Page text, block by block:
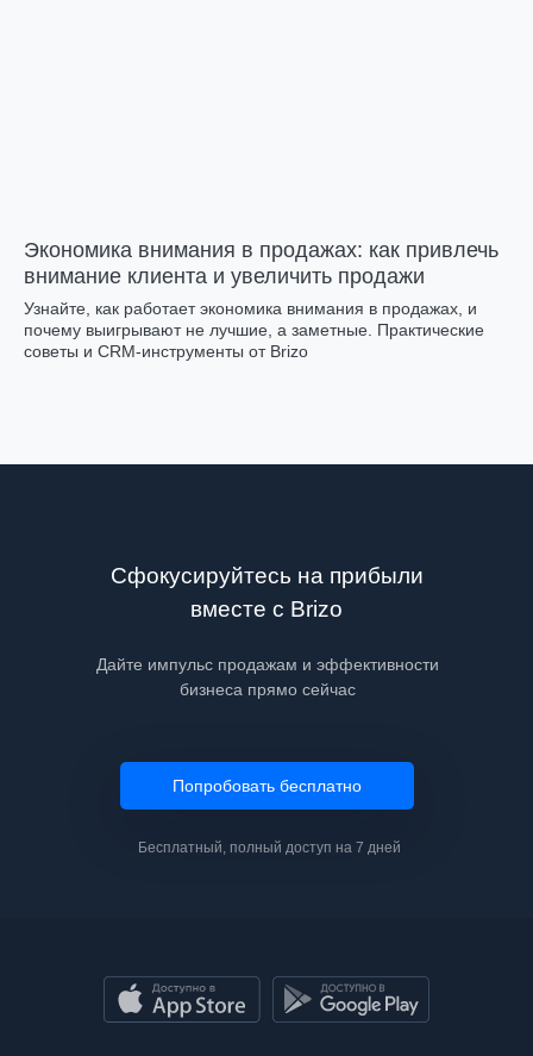
Экономика внимания в продажах: как привлечь
внимание клиента и увеличить продажи
Узнайте, как работает экономика внимания в продажах, и
почему выигрывают не лучшие, а заметные. Практические
советы и CRM-инструменты от Brizo
Сфокусируйтесь на прибыли
вместе с Brizo
Дайте импульс продажам и эффективности
бизнеса прямо сейчас
Попробовать бесплатно
Бесплатный, полный доступ на 7 дней